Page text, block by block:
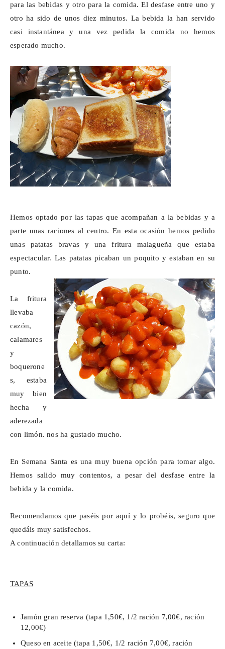
para las bebidas y otro para la comida. El desfase entre uno y
otro ha sido de unos diez minutos. La bebida la han servido
casi instantánea y una vez pedida la comida no hemos
esperado mucho.
Hemos optado por las tapas que acompañan a la bebidas y a
parte unas raciones al centro. En esta ocasión hemos pedido
unas patatas bravas y una fritura malagueña que estaba
espectacular. Las patatas picaban un poquito y estaban en su
punto.
La fritura
llevaba
cazón,
calamares
y
boquerone
s, estaba
muy bien
hecha y
aderezada
con limón. nos ha gustado mucho.
En Semana Santa es una muy buena opción para tomar algo.
Hemos salido muy contentos, a pesar del desfase entre la
bebida y la comida.
Recomendamos que paséis por aquí y lo probéis, seguro que
quedáis muy satisfechos.
A continuación detallamos su carta:
TAPAS
Jamón gran reserva (tapa 1,50€, 1/2 ración 7,00€, ración
12,00€)
Queso en aceite (tapa 1,50€, 1/2 ración 7,00€, ración